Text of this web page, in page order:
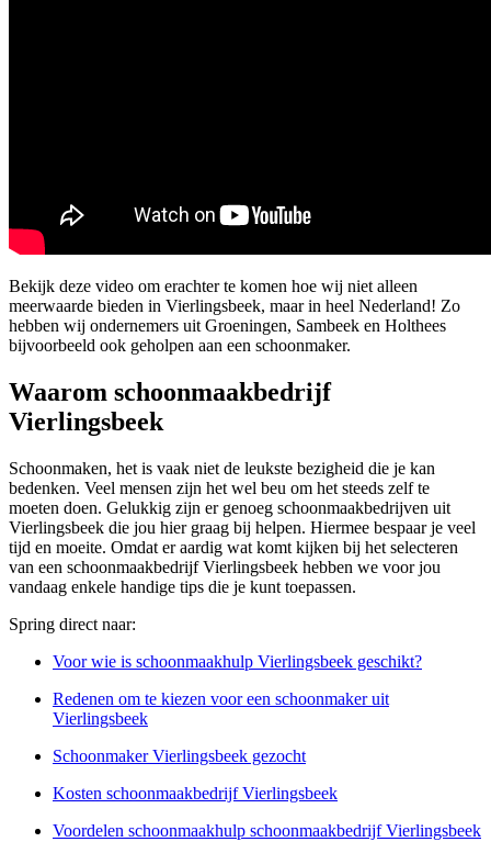
Bekijk deze video om erachter te komen hoe wij niet alleen
meerwaarde bieden in Vierlingsbeek, maar in heel Nederland! Zo
hebben wij ondernemers uit Groeningen, Sambeek en Holthees
bijvoorbeeld ook geholpen aan een schoonmaker.
Waarom schoonmaakbedrijf
Vierlingsbeek
Schoonmaken, het is vaak niet de leukste bezigheid die je kan
bedenken. Veel mensen zijn het wel beu om het steeds zelf te
moeten doen. Gelukkig zijn er genoeg schoonmaakbedrijven uit
Vierlingsbeek die jou hier graag bij helpen. Hiermee bespaar je veel
tijd en moeite. Omdat er aardig wat komt kijken bij het selecteren
van een schoonmaakbedrijf Vierlingsbeek hebben we voor jou
vandaag enkele handige tips die je kunt toepassen.
Spring direct naar:
Voor wie is schoonmaakhulp Vierlingsbeek geschikt?
Redenen om te kiezen voor een schoonmaker uit
Vierlingsbeek
Schoonmaker Vierlingsbeek gezocht
Kosten schoonmaakbedrijf Vierlingsbeek
Voordelen schoonmaakhulp schoonmaakbedrijf Vierlingsbeek